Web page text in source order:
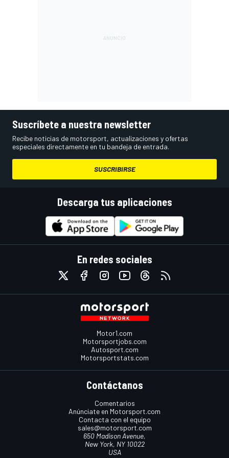
Suscríbete a nuestra newsletter
Recibe noticias de motorsport, actualizaciones y ofertas
especiales directamente en tu bandeja de entrada.
SUSCRIBIRSE
Descarga tus aplicaciones
En redes sociales
Motor1.com
Motorsportjobs.com
Autosport.com
Motorsportstats.com
Contáctanos
Comentarios
Anúnciate en Motorsport.com
Contacta con el equipo
sales@motorsport.com
650 Madison Avenue,
New York, NY 10022
USA